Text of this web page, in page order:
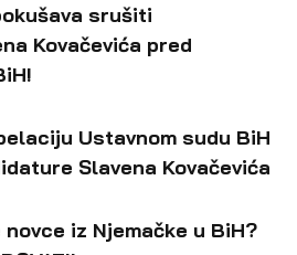
srušiti
Kovačevića pred
Ustavnom sudu BiH
Slavena Kovačevića
iz Njemačke u BiH?